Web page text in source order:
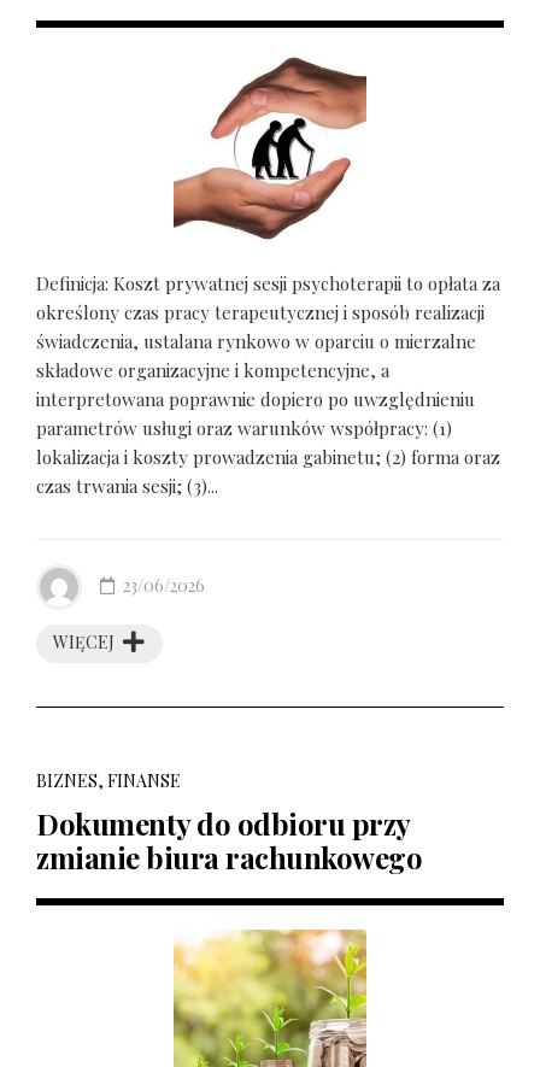
Definicja: Koszt prywatnej sesji psychoterapii to opłata za
określony czas pracy terapeutycznej i sposób realizacji
świadczenia, ustalana rynkowo w oparciu o mierzalne
składowe organizacyjne i kompetencyjne, a
interpretowana poprawnie dopiero po uwzględnieniu
parametrów usługi oraz warunków współpracy: (1)
lokalizacja i koszty prowadzenia gabinetu; (2) forma oraz
czas trwania sesji; (3)...
WIĘCEJ
23/06/2026
BIZNES, FINANSE
Dokumenty do odbioru przy
zmianie biura rachunkowego